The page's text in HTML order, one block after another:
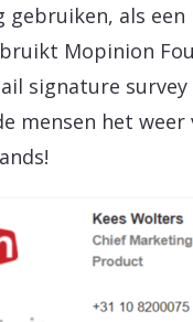
gebruiken, als een
Mopinion
signature
mensen het weer